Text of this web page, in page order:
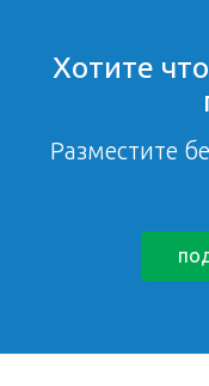
Хотите
Разместите